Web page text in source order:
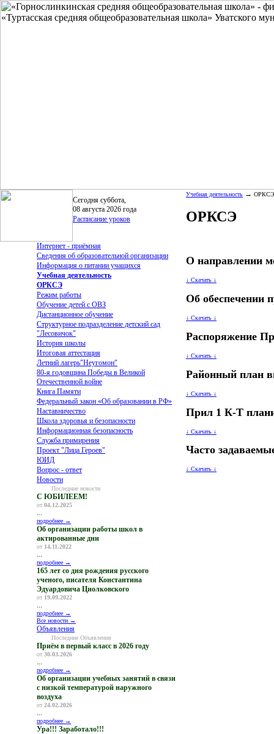
Сегодня суббота,
08 августа 2026 года
Расписание уроков
Интернет - приёмная
Сведения об образовательной организации
Информация о питании учащихся
Учебная деятельность
ОРКСЭ
Режим работы
Обучение детей с ОВЗ
Дистанционное обучение
Структурное подразделение детский сад
"Лесовичок"
История школы
Итоговая аттестация
Летний лагерь"Неугомон"
80-я годовщина Победы в Великой
Отечественной войне
Книга Памяти
Федеральный закон «Об образовании в РФ»
Наставничество
Школа здоровья и безопасности
Информационная безопасность
Служба примирения
Проект "Лица Героев"
ЮИД
Вопрос - ответ
Новости
Последние новости
С ЮБИЛЕЕМ!
от 04.12.2025
...
подробнее →
Об организации работы школ в
актированные дни
от 14.11.2022
...
подробнее →
165 лет со дня рождения русского
ученого, писателя Константина
Эдуардовича Циолковского
от 19.09.2022
...
подробнее →
Все новости →
Объявления
Последние Объявления
Приём в первый класс в 2026 году
от 30.03.2026
...
подробнее →
Об организации учебных занятий в связи
с низкой температурой наружного
воздуха
от 24.02.2026
...
подробнее →
Ура!!! Заработало!!!
Учебная деятельность → ОРКСЭ
ОРКСЭ
О направлении
↓ Скачать ↓
Об обеспечении
↓ Скачать ↓
Распоряжение
↓ Скачать ↓
Районный план
↓ Скачать ↓
Прил 1 К-Т
↓ Скачать ↓
Часто
↓ Скачать ↓